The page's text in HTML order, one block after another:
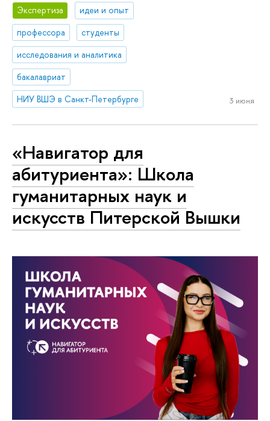
Экспертиза
идеи и опыт
профессора
студенты
исследования и аналитика
бакалавриат
НИУ ВШЭ в Санкт-Петербурге
3 июня
«Навигатор для
абитуриента»: Школа
гуманитарных наук и
искусств Питерской Вышки